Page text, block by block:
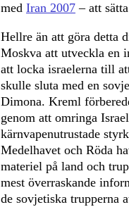
med Iran 2007 – att
Hellre än att göra detta
Moskva att utveckla en
att locka israelerna till
skulle sluta med en
Dimona. Kreml
genom att omringa
kärnvapenutrustade
Medelhavet och Röda
materiel på land och
mest överraskande
de sovjetiska trupperna